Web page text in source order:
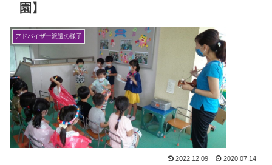
園】
アドバイザー派遣の様子
2022.12.09 2020.07.14